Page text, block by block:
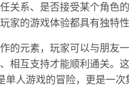
关系、是否接受某个角色
家的游戏体验都具有独特性
的元素，玩家可以与朋友
相互支持才能顺利通关。
单人游戏的冒险，更是一次